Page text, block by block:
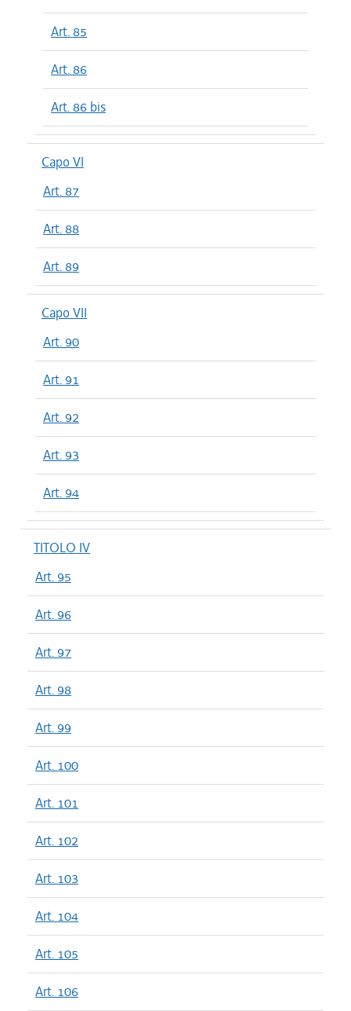
Art. 85
Art. 86
Art. 86 bis
Capo VI
Art. 87
Art. 88
Art. 89
Capo VII
Art. 90
Art. 91
Art. 92
Art. 93
Art. 94
TITOLO IV
Art. 95
Art. 96
Art. 97
Art. 98
Art. 99
Art. 100
Art. 101
Art. 102
Art. 103
Art. 104
Art. 105
Art. 106